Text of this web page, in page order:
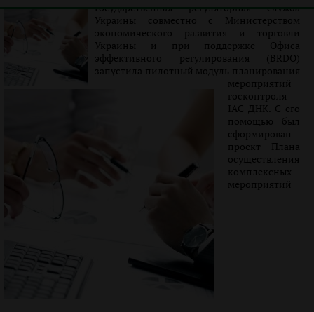
Государственная регуляторная служба
Украины совместно с Министерством
экономического развития и торговли
Украины и при поддержке Офиса
эффективного регулирования (BRDO)
запустила пилотный модуль планирования
мероприятий
госконтроля
ІАС ДНК. С его
помощью был
сформирован
проект Плана
осуществления
комплексных
мероприятий